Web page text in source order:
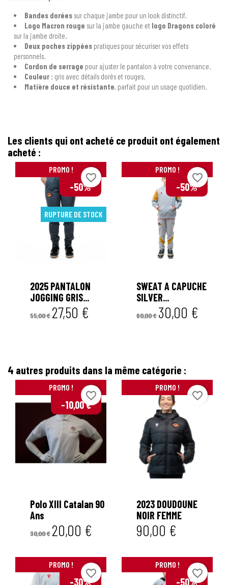
Bandes dorées sur chaque jambe pour un look distinctif.
Logo Macron rouge sur la jambe gauche et logo Dragons coloré
sur la jambe droite.
Deux poches zippées pratiques pour sécuriser vos effets
personnels.
Cordon de serrage pour ajuster le pantalon à votre convenance.
Couleur : gris avec détails dorés et rouges.
Matière douce et résistante, parfait pour un usage quotidien.
Les clients qui ont acheté ce produit ont également
acheté :

2025 PANTALON
JOGGING GRIS...
55,00 € 27,50 €
PROMO !
-50%
RUPTURE DE STOCK
favorite_border

SWEAT A CAPUCHE
SILVER...
60,00 € 30,00 €
PROMO !
-50%
favorite_border
4 autres produits dans la même catégorie :

Polo XIII Catalan 90
Ans
30,00 € 20,00 €
PROMO !
-10,00 €
favorite_border

2023 DOUDOUNE
NOIR FEMME
90,00 €
PROMO !
favorite_border
PROMO !
-30%
favorite_border
PROMO !
-50%
favorite_border